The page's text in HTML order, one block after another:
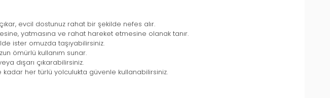
evcil dostunuz rahat bir şekilde nefes alır.
yatmasına ve rahat hareket etmesine olanak tanır.
ister omuzda taşıyabilirsiniz.
ömürlü kullanım sunar.
dışarı çıkarabilirsiniz.
her türlü yolculukta güvenle kullanabilirsiniz.